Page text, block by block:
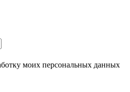
моих персональных данных